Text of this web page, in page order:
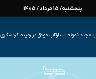
پنجشنبه/ 15 مرداد / 1405
» چند نمونه استارتاپ موفق در زمینه گردشگری